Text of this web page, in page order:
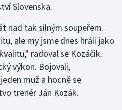
Slovenska.
nad tak silným soupeřem.
ale my jsme dnes hráli jako
radoval se Kozáčik.
výkon. Bojovali,
muž a hodně se
trenér Ján Kozák.